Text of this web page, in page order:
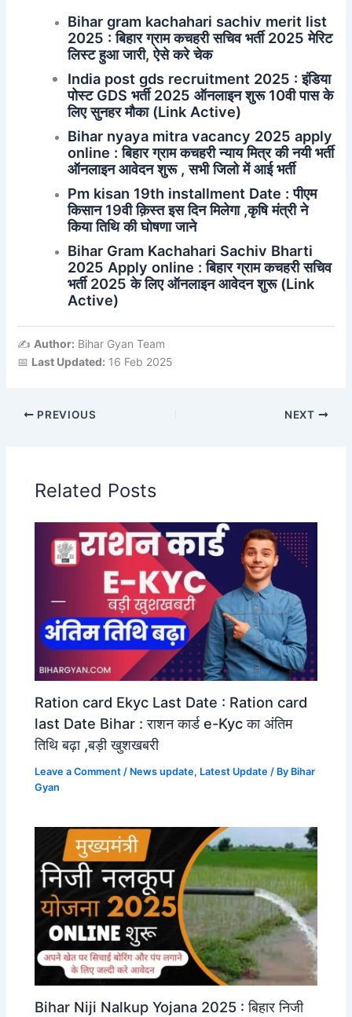
Bihar gram kachahari sachiv merit list
2025 : बिहार ग्राम कचहरी सचिव भर्ती 2025 मेरिट
लिस्ट हुआ जारी, ऐसे करे चेक
India post gds recruitment 2025 : इंडिया
पोस्ट GDS भर्ती 2025 ऑनलाइन शुरू 10वी पास के
लिए सुनहर मौका (Link Active)
Bihar nyaya mitra vacancy 2025 apply
online : बिहार ग्राम कचहरी न्याय मित्र की नयी भर्ती
ऑनलाइन आवेदन शुरू , सभी जिलो में आई भर्ती
Pm kisan 19th installment Date : पीएम
किसान 19वी क़िस्त इस दिन मिलेगा ,कृषि मंत्री ने
किया तिथि की घोषणा जाने
Bihar Gram Kachahari Sachiv Bharti
2025 Apply online : बिहार ग्राम कचहरी सचिव
भर्ती 2025 के लिए ऑनलाइन आवेदन शुरू (Link
Active)
✍️ Author: Bihar Gyan Team
📅 Last Updated: 16 Feb 2025
PREVIOUS NEXT
Related Posts
Ration card Ekyc Last Date : Ration card
last Date Bihar : राशन कार्ड e-Kyc का अंतिम
तिथि बढ़ा ,बड़ी खुशखबरी
Leave a Comment / News update, Latest Update / By Bihar
Gyan
Bihar Niji Nalkup Yojana 2025 : बिहार निजी